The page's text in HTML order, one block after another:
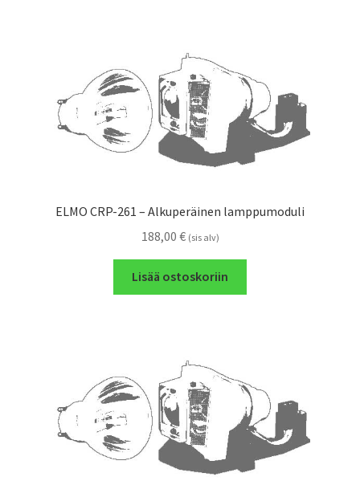
ELMO CRP-261 – Alkuperäinen lamppumoduli
188,00 € (sis alv)
Lisää ostoskoriin